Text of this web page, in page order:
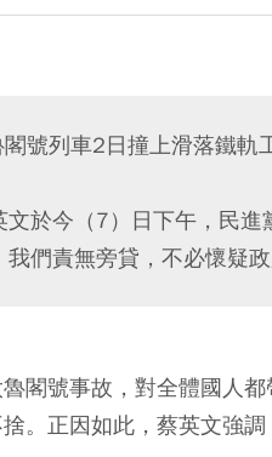
號列車2日撞上滑落鐵軌
文於今（7）日下午，民
們責無旁貸，不必懷疑政
閣號事故，對全體國人
。正因如此，蔡英文強調